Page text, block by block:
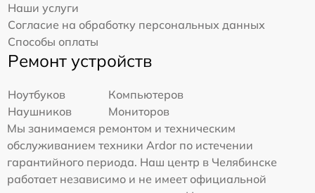
Наши услуги
Согласие на обработку персональных данных
Способы оплаты
Ремонт устройств
Ноутбуков
Компьютеров
Наушников
Мониторов
Мы занимаемся ремонтом и техническим
обслуживанием техники Ardor по истечении
гарантийного периода. Наш центр в Челябинске
работает независимо и не имеет официальной